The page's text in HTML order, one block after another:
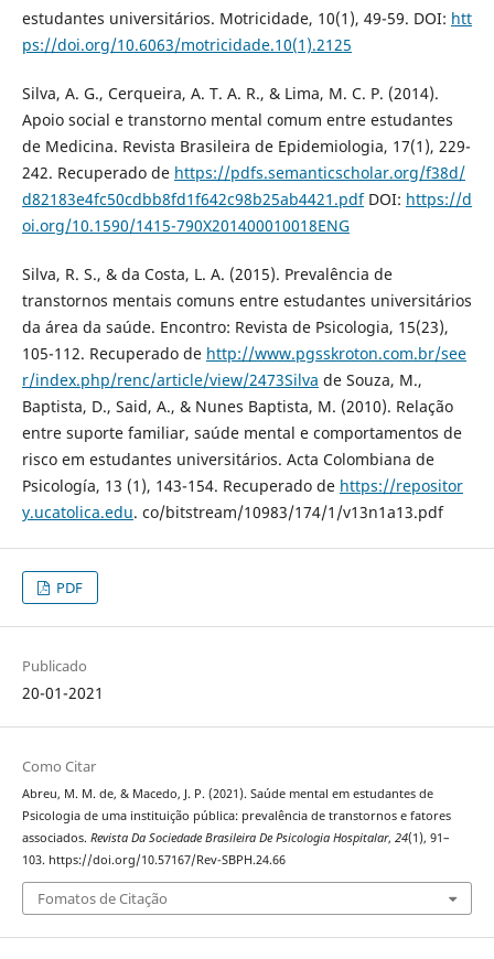
estudantes universitários. Motricidade, 10(1), 49-59. DOI: htt
ps://doi.org/10.6063/motricidade.10(1).2125
Silva, A. G., Cerqueira, A. T. A. R., & Lima, M. C. P. (2014).
Apoio social e transtorno mental comum entre estudantes
de Medicina. Revista Brasileira de Epidemiologia, 17(1), 229-
242. Recuperado de https://pdfs.semanticscholar.org/f38d/
d82183e4fc50cdbb8fd1f642c98b25ab4421.pdfDOI: https://d
oi.org/10.1590/1415-790X201400010018ENG
Silva, R. S., & da Costa, L. A. (2015). Prevalência de
transtornos mentais comuns entre estudantes universitários
da área da saúde. Encontro: Revista de Psicologia, 15(23),
105-112. Recuperado de http://www.pgsskroton.com.br/see
r/index.php/renc/article/view/2473Silva de Souza, M.,
Baptista, D., Said, A., & Nunes Baptista, M. (2010). Relação
entre suporte familiar, saúde mental e comportamentos de
risco em estudantes universitários. Acta Colombiana de
Psicología, 13 (1), 143-154. Recuperado de https://repositor
y.ucatolica.edu. co/bitstream/10983/174/1/v13n1a13.pdf
PDF
Publicado
20-01-2021
Como Citar
Abreu, M. M. de, & Macedo, J. P. (2021). Saúde mental em estudantes de
Psicologia de uma instituição pública: prevalência de transtornos e fatores
associados. Revista Da Sociedade Brasileira De Psicologia Hospitalar, 24(1), 91–
103. https://doi.org/10.57167/Rev-SBPH.24.66
Fomatos de Citação